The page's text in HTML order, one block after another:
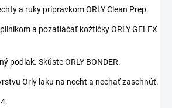
a ruky prípravkom ORLY Clean Prep.
a pozatláčať kožtičky ORLY GELFX
podlak. Skúste ORLY BONDER.
Orly laku na necht a nechať zaschnúť.